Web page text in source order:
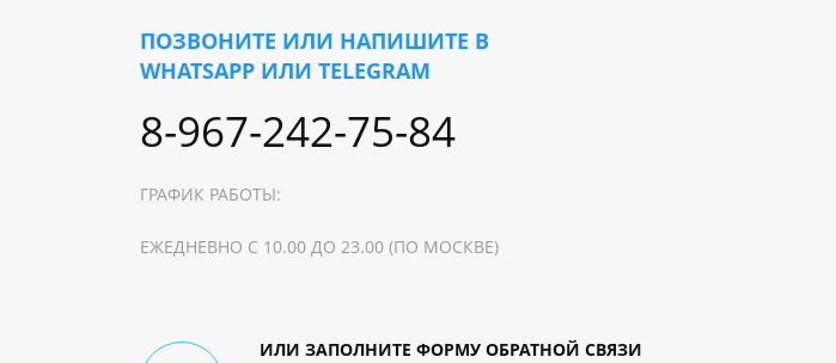
ПОЗВОНИТЕ ИЛИ НАПИШИТЕ В
WHATSAPP ИЛИ TELEGRAM
8-967-242-75-84
ГРАФИК РАБОТЫ:
ЕЖЕДНЕВНО С 10.00 ДО 23.00 (ПО МОСКВЕ)
ИЛИ ЗАПОЛНИТЕ ФОРМУ ОБРАТНОЙ СВЯЗИ